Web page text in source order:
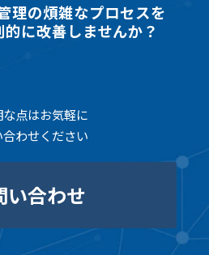
理の煩雑なプロセスを
に改善しませんか？
な点はお気軽に
わせください
い合わせ